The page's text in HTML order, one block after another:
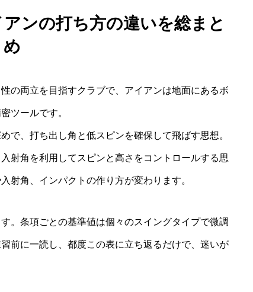
ンの打ち方の違いを総まと
め
の両立を目指すクラブで、アイアンは地面にあるボ
ツールです。
で、打ち出し角と低スピンを確保して飛ばす思想。
射角を利用してスピンと高さをコントロールする思
射角、インパクトの作り方が変わります。
。条項ごとの基準値は個々のスイングタイプで微調
前に一読し、都度この表に立ち返るだけで、迷いが